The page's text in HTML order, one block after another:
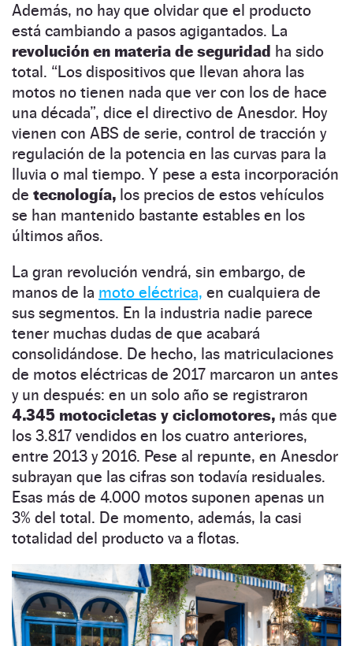
Además, no hay que olvidar que el producto
está cambiando a pasos agigantados. La
revolución en materia de seguridad ha sido
total. “Los dispositivos que llevan ahora las
motos no tienen nada que ver con los de hace
una década”, dice el directivo de Anesdor. Hoy
vienen con ABS de serie, control de tracción y
regulación de la potencia en las curvas para la
lluvia o mal tiempo. Y pese a esta incorporación
de tecnología, los precios de estos vehículos
se han mantenido bastante estables en los
últimos años.
La gran revolución vendrá, sin embargo, de
manos de la moto eléctrica, en cualquiera de
sus segmentos. En la industria nadie parece
tener muchas dudas de que acabará
consolidándose. De hecho, las matriculaciones
de motos eléctricas de 2017 marcaron un antes
y un después: en un solo año se registraron
4.345 motocicletas y ciclomotores, más que
los 3.817 vendidos en los cuatro anteriores,
entre 2013 y 2016. Pese al repunte, en Anesdor
subrayan que las cifras son todavía residuales.
Esas más de 4.000 motos suponen apenas un
3% del total. De momento, además, la casi
totalidad del producto va a flotas.